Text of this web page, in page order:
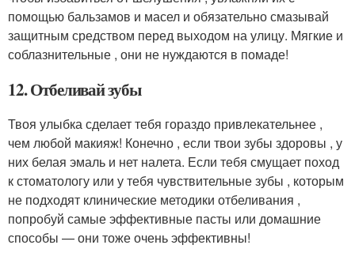
помощью бальзамов и масел и обязательно смазывай
защитным средством перед выходом на улицу. Мягкие и
соблазнительные , они не нуждаются в помаде!
12. Отбеливай зубы
Твоя улыбка сделает тебя гораздо привлекательнее ,
чем любой макияж! Конечно , если твои зубы здоровы , у
них белая эмаль и нет налета. Если тебя смущает поход
к стоматологу или у тебя чувствительные зубы , которым
не подходят клинические методики отбеливания ,
попробуй самые эффективные пасты или домашние
способы — они тоже очень эффективны!